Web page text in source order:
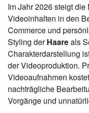
Im Jahr 2026 steigt
Videoinhalten in den
Commerce und
Styling derHaareals
Charakterdarstellung
der Videoproduktion.
Videoaufnahmen
nachträgliche
Vorgänge und